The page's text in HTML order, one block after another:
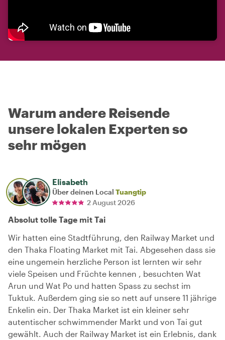
Warum andere Reisende
unsere lokalen Experten so
sehr mögen
Elisabeth
Über deinen Local Tuangtip
2 August 2026
Absolut tolle Tage mit Tai
Wir hatten eine Stadtführung, den Railway Market und
den Thaka Floating Market mit Tai. Abgesehen dass sie
eine ungemein herzliche Person ist lernten wir sehr
viele Speisen und Früchte kennen , besuchten Wat
Arun und Wat Po und hatten Spass zu sechst im
Tuktuk. Außerdem ging sie so nett auf unsere 11 jährige
Enkelin ein. Der Thaka Market ist ein kleiner sehr
autentischer schwimmender Markt und von Tai gut
gewählt. Auch der Railway Market ist ein Erlebnis, dank